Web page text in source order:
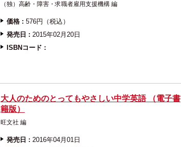
（独）高齢・障害・求職者雇用支援機構 編
価格 : 576円（税込）
発売日 : 2015年02月20日
ISBNコード :
大人のためのとってもやさしい中学英語 （電子書
籍版）
旺文社 編
発売日 : 2016年04月01日